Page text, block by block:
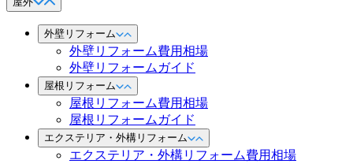
外壁リフォーム
外壁リフォーム費用相場
外壁リフォームガイド
屋根リフォーム
屋根リフォーム費用相場
屋根リフォームガイド
エクステリア・外構リフォーム
エクステリア・外構リフォーム費用相場